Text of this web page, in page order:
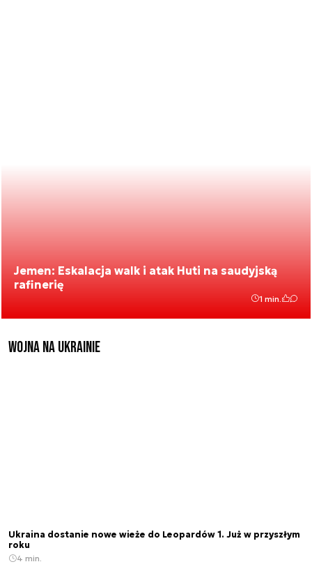
Jemen: Eskalacja walk i atak Huti na saudyjską
rafinerię
1 min.
Wojna na Ukrainie
Ukraina dostanie nowe wieże do Leopardów 1. Już w przyszłym
roku
4 min.